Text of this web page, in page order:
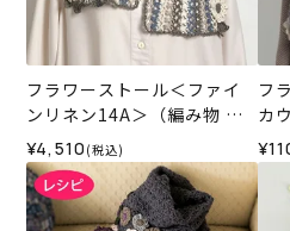
フラワーストール＜ファイ
ンリネン14A＞（編み物 材
料セット）
¥4,510 (税込)
フ
カ
ピ